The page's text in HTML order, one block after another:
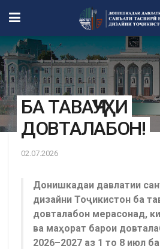
БА ТАВАҶҶУҲИ
ДОВТАЛАБОН!
02.07.2026
Донишкадаи давлатии
дизайни Тоҷикистон ба
довталабон мерасонад,
ва маҳорат барои
2026–2027 аз 1 то 8 июл